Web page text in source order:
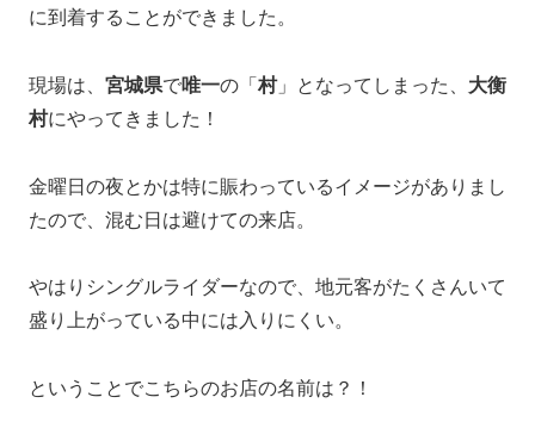
に到着することができました。
現場は、 宮城県で唯一の「村」となってしまった、 大衡
村にやってきました！
金曜日の夜とかは特に賑わっているイメージがありまし
たので、混む日は避けての来店。
やはりシングルライダーなので、地元客がたくさんいて
盛り上がっている中には入りにくい。
ということでこちらのお店の名前は？！